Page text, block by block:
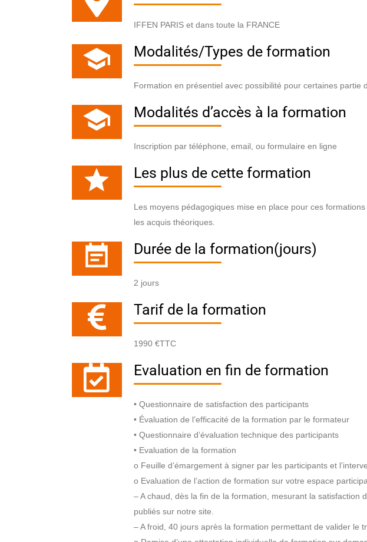
IFFEN PARIS et dans toute la FRANCE
Modalités/Types de formation
Formation en présentiel avec possibilité pour certaines
Modalités d’accès à la formation
Inscription par téléphone, email, ou formulaire en ligne
Les plus de cette formation
Les moyens pédagogiques mise en place pour ces
les acquis théoriques.
Durée de la formation(jours)
2 jours
Tarif de la formation
1990 €TTC
Evaluation en fin de formation
• Questionnaire de satisfaction des participants
• Évaluation de l’efficacité de la formation par le formateur
• Questionnaire d’évaluation technique des participants
• Evaluation de la formation
o Feuille d’émargement à signer par les participants et
o Evaluation de l’action de formation sur votre espace
– A chaud, dès la fin de la formation, mesurant la
publiés sur notre site.
– A froid, 40 jours après la formation permettant de valider le